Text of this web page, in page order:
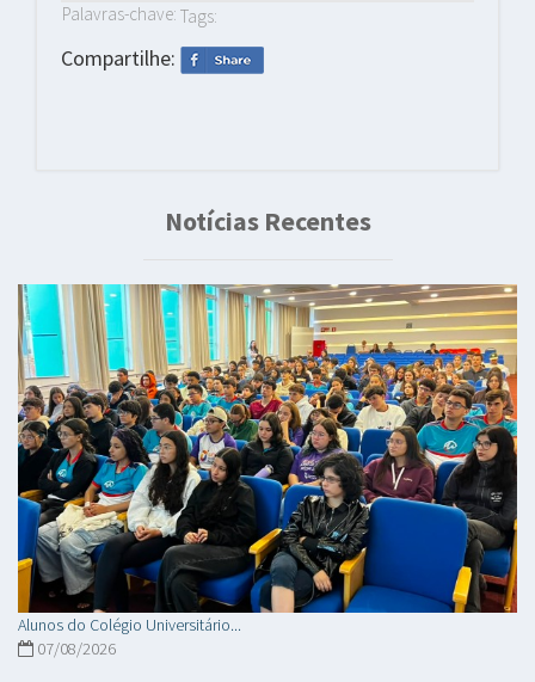
Palavras-chave: Tags:
Compartilhe:
Notícias Recentes
Alunos do Colégio Universitário...
07/08/2026